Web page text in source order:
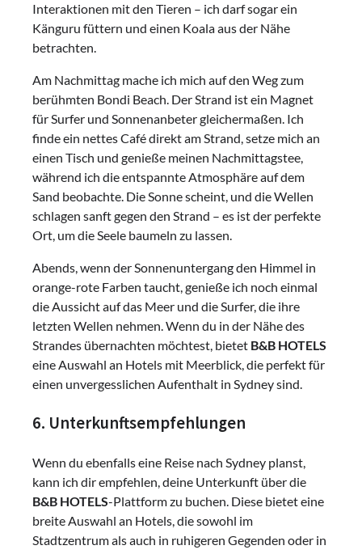
Interaktionen mit den Tieren – ich darf sogar ein
Känguru füttern und einen Koala aus der Nähe
betrachten.
Am Nachmittag mache ich mich auf den Weg zum
berühmten Bondi Beach. Der Strand ist ein Magnet
für Surfer und Sonnenanbeter gleichermaßen. Ich
finde ein nettes Café direkt am Strand, setze mich an
einen Tisch und genieße meinen Nachmittagstee,
während ich die entspannte Atmosphäre auf dem
Sand beobachte. Die Sonne scheint, und die Wellen
schlagen sanft gegen den Strand – es ist der perfekte
Ort, um die Seele baumeln zu lassen.
Abends, wenn der Sonnenuntergang den Himmel in
orange-rote Farben taucht, genieße ich noch einmal
die Aussicht auf das Meer und die Surfer, die ihre
letzten Wellen nehmen. Wenn du in der Nähe des
Strandes übernachten möchtest, bietet B&B HOTELS
eine Auswahl an Hotels mit Meerblick, die perfekt für
einen unvergesslichen Aufenthalt in Sydney sind.
6. Unterkunftsempfehlungen
Wenn du ebenfalls eine Reise nach Sydney planst,
kann ich dir empfehlen, deine Unterkunft über die
B&B HOTELS-Plattform zu buchen. Diese bietet eine
breite Auswahl an Hotels, die sowohl im
Stadtzentrum als auch in ruhigeren Gegenden oder in